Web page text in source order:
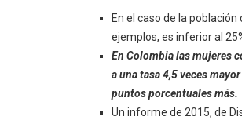
En el caso de la
ejemplos, es inferior al
En Colombia las mujeres
a una tasa 4,5 veces
puntos porcentuales más.
Un informe de 2015, de